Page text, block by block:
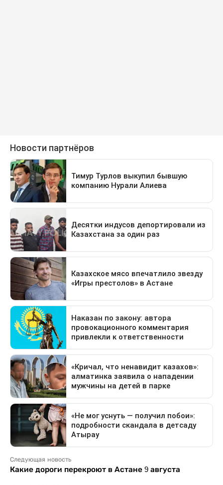
Следующая новость
Какие дороги перекроют в Астане 9 августа